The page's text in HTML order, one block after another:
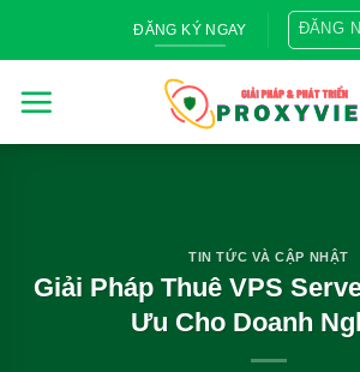
ĐĂNG KÝ NGAY ĐĂNG
TIN TỨC VÀ CẬP NHẬT
Giải Pháp Thuê VPS
Ưu Cho Doanh